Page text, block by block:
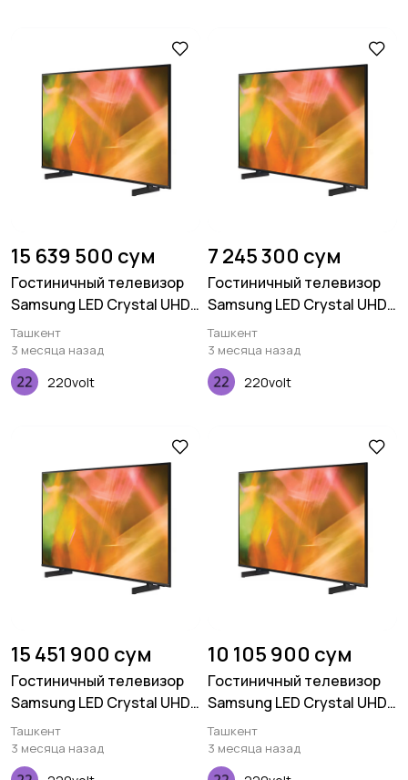
15 639 500 сум
Гостиничный телевизор
Samsung LED Crystal UHD
4K HG43BU800 65 дюймов
Ташкент
3 месяца назад
220volt
7 245 300 сум
Гостиничный телевизор
Samsung LED Crystal UHD
4K HG43BU800 43 дюймов
Ташкент
3 месяца назад
220volt
15 451 900 сум
Гостиничный телевизор
Samsung LED Crystal UHD
4K HG43AU800 65 дюймов
Ташкент
3 месяца назад
10 105 900 сум
Гостиничный телевизор
Samsung LED Crystal UHD
4K HG43AU800 55 дюймов
Ташкент
3 месяца назад